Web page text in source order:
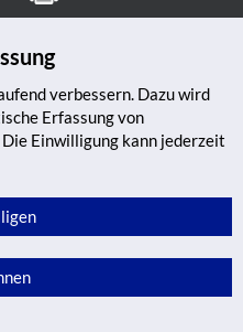
verbessern. Dazu wird
Erfassung von
Einwilligung kann jederzeit